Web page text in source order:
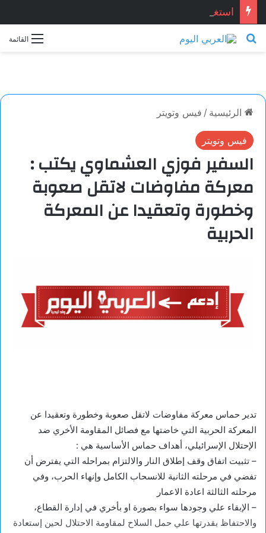
القائمة بحث عن
الرئيسية / فيس وتويتر
فيس وتويتر
السفير فوزي العشماوي يكتب :
معركة مفاوضات لاتقل صعوبة
وخطورة وتعقيدا عن المعركة
الحربية
تدير حماس معركة مفاوضات لاتقل صعوبة وخطورة وتعقيدا عن
المعركة الحربية التي خاضتها مع فصائل المقاومة الأخري ضد
الإحتلال الإسرائيلي، أهداف حماس الأساسية هي :
– تثبيت اتفاق وقف إطلاق النار والالتزام بمراحله التي يفترض أن
تفضي في مرحلته الثانية للانسحاب الكامل وإنهاء الحرب، وفي
مرحلته الثالثة اعادة الاعمار
– الإبقاء علي وجودها سواء بصورة او بأخري في إدارة القطاع،
والاحتفاظ بقدرتها علي حمل السلاح لمقاومة الاحتلال لحين إستعادة